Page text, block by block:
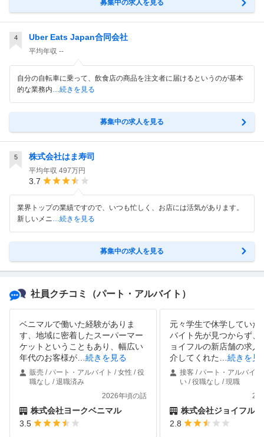
募集中の求人を見る
4 Uber Eats Japan合同会社
平均年収 --
自分の自転車に乗って、飲食店の商品を注文者に届けるというのが基本
的な業務内…続きを見る
募集中の求人を見る
5 株式会社はま寿司
平均年収 497万円
3.7
業界トップの業績ですので、いつも忙しく、お店には活気があります。
新しいメニ
…続きを見る
募集中の求人を見る
社員クチコミ （パート・アルバイト）
ベニマルで働いた経験がありま
す、地域に密着したスーパーマー
ケットということもあり、幅広い
年代のお客様が
続きを見る
販売 / パート・アルバイト / 女性 / 役
職なし / 退職済み
2026年頃の話
株式会社ヨークベニマル
3.5
元々学生で休学していた
バイト先が見つからず、
ョイフルの新店舗の求人
介してくれた
続きを見
接客 / パート・アルバイ
い / 役職なし / 現職
株式会社ジョイフル
2.8